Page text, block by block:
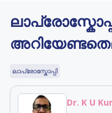
ലാപ്രോസ്കോപ്പി
Dr. K U